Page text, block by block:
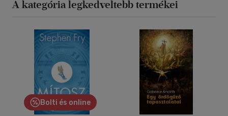
A kategória legkedveltebb termékei
Bolti és online